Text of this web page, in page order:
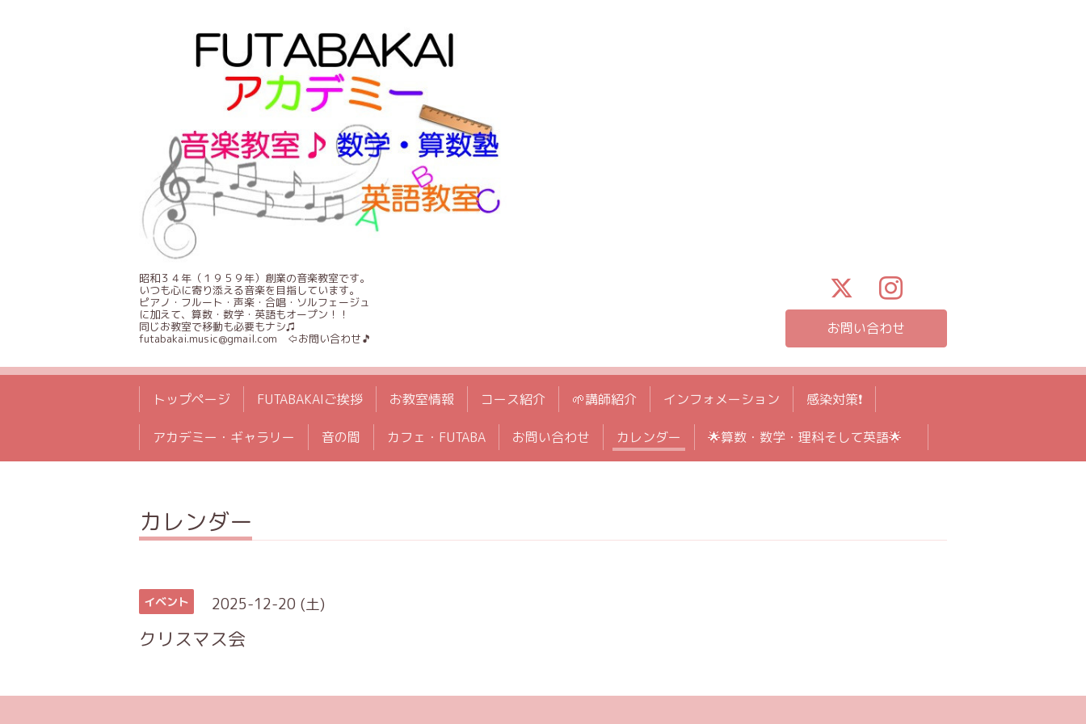
昭和３４年（１９５９年）創業の音楽教室です。
いつも心に寄り添える音楽を目指しています。
ピアノ・フルート・声楽・合唱・ソルフェージュ
に加えて、算数・数学・英語もオープン！！
同じお教室で移動も必要もナシ♫
futabakai.music@gmail.com ⇦お問い合わせ🎵
お問い合わせ
トップページ FUTABAKAIご挨拶 お教室情報 コース紹介 🌱講師紹介 インフォメーション 感染対策❗️
アカデミー・ギャラリー 音の間 カフェ・FUTABA お問い合わせ カレンダー 🌟算数・数学・理科そして英語🌟
カレンダー
イベント 2025-12-20 (土)
クリスマス会